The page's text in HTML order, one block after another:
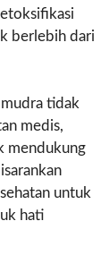
berlebih dari
tidak
medis,
mendukung
untuk
hati